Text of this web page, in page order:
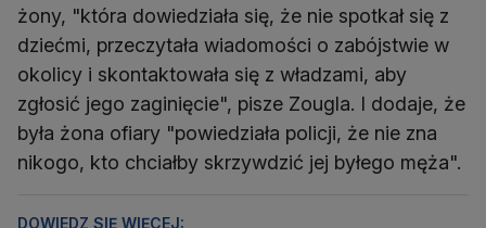
żony, "która dowiedziała się, że nie spotkał się z
dziećmi, przeczytała wiadomości o zabójstwie w
okolicy i skontaktowała się z władzami, aby
zgłosić jego zaginięcie", pisze Zougla. I dodaje, że
była żona ofiary "powiedziała policji, że nie zna
nikogo, kto chciałby skrzywdzić jej byłego męża".
DOWIEDZ SIĘ WIĘCEJ: